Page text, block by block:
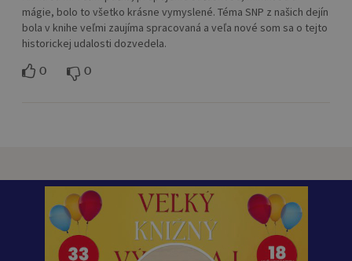
mágie, bolo to všetko krásne vymyslené. Téma SNP z našich dejín
bola v knihe veľmi zaujíma spracovaná a veľa nové som sa o tejto
historickej udalosti dozvedela.
0 0